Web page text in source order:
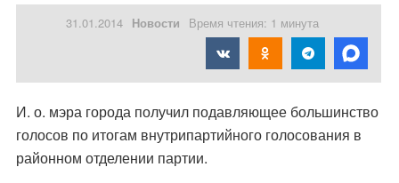
31.01.2014 Новости Время чтения: 1 минута
И. о. мэра города получил подавляющее большинство
голосов по итогам внутрипартийного голосования в
районном отделении партии.